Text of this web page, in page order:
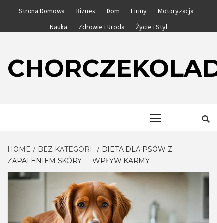
Strona Domowa Biznes Dom Firmy
Motoryzacja
Nauka
Zdrowie i Uroda Życie i Styl
HOME BEZ KATEGORII
DIETA DLA PSÓW Z
ZAPALENIEM SKÓRY — WPŁYW KARMY